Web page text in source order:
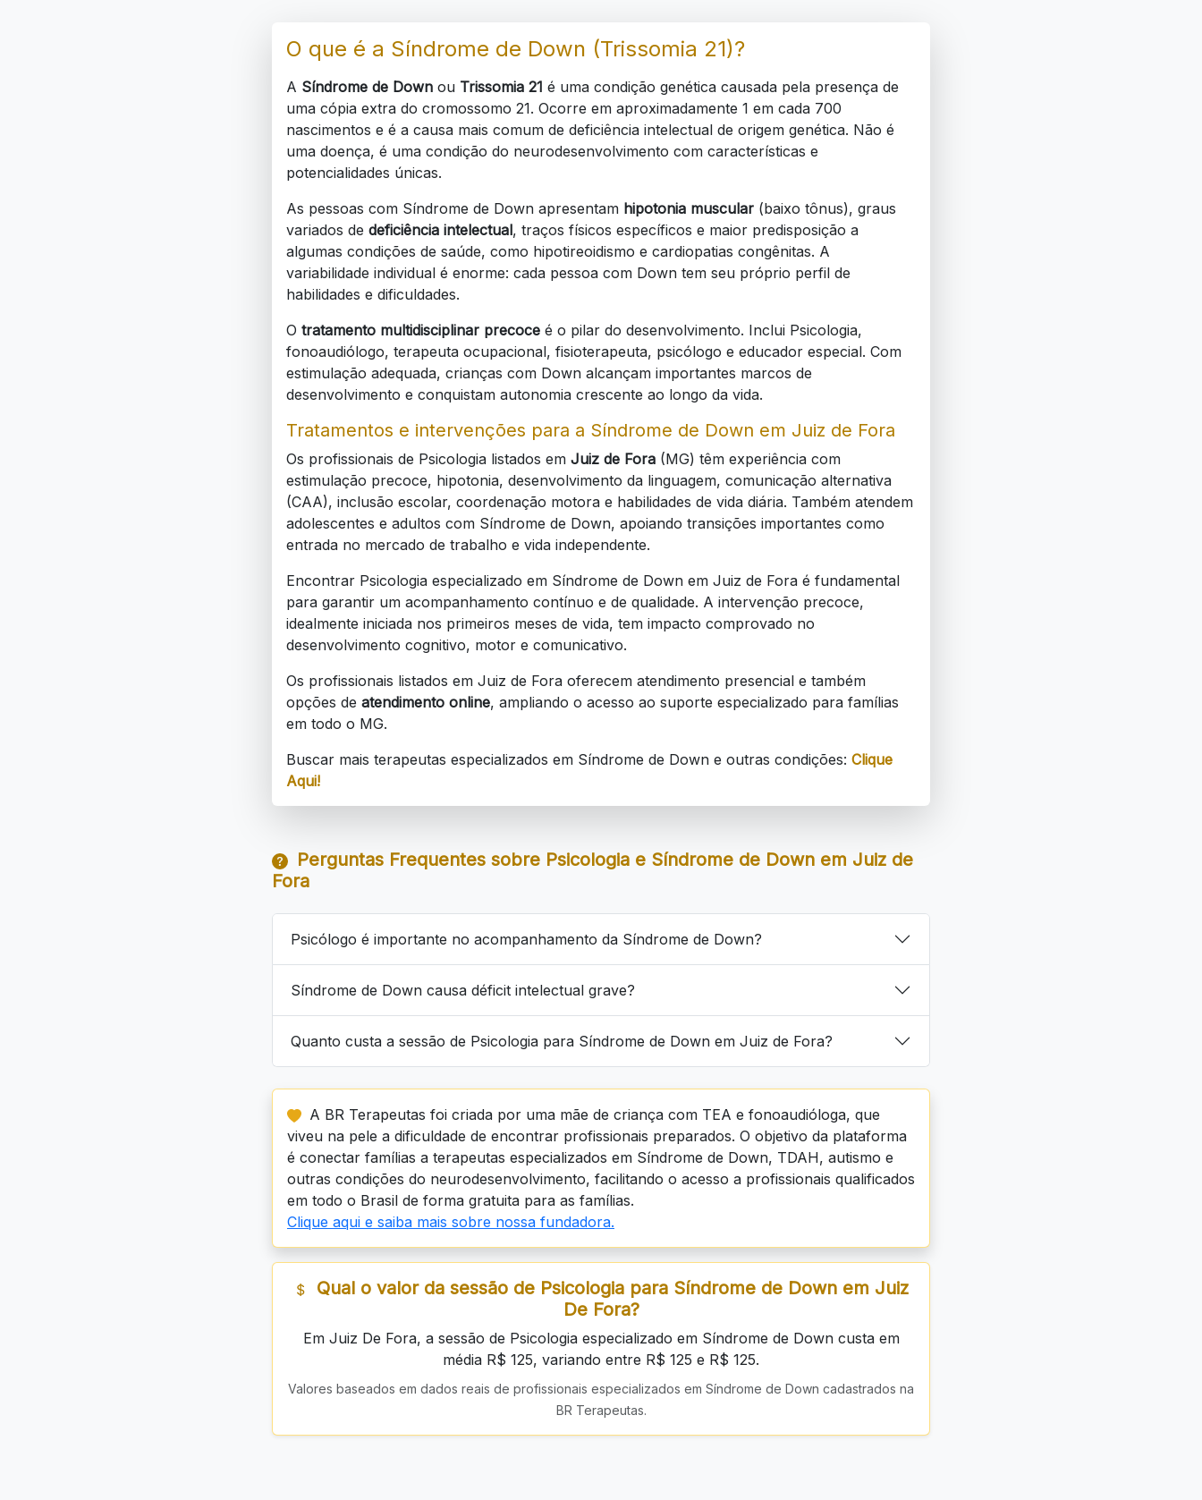
O que é a Síndrome de Down (Trissomia 21)?
A Síndrome de Down ou Trissomia 21 é uma condição genética causada pela presença de
uma cópia extra do cromossomo 21. Ocorre em aproximadamente 1 em cada 700
nascimentos e é a causa mais comum de deficiência intelectual de origem genética. Não é
uma doença, é uma condição do neurodesenvolvimento com características e
potencialidades únicas.
As pessoas com Síndrome de Down apresentam hipotonia muscular (baixo tônus), graus
variados de deficiência intelectual, traços físicos específicos e maior predisposição a
algumas condições de saúde, como hipotireoidismo e cardiopatias congênitas. A
variabilidade individual é enorme: cada pessoa com Down tem seu próprio perfil de
habilidades e dificuldades.
O tratamento multidisciplinar precoce é o pilar do desenvolvimento. Inclui Psicologia,
fonoaudiólogo, terapeuta ocupacional, fisioterapeuta, psicólogo e educador especial. Com
estimulação adequada, crianças com Down alcançam importantes marcos de
desenvolvimento e conquistam autonomia crescente ao longo da vida.
Tratamentos e intervenções para a Síndrome de Down em Juiz de Fora
Os profissionais de Psicologia listados em Juiz de Fora (MG) têm experiência com
estimulação precoce, hipotonia, desenvolvimento da linguagem, comunicação alternativa
(CAA), inclusão escolar, coordenação motora e habilidades de vida diária. Também atendem
adolescentes e adultos com Síndrome de Down, apoiando transições importantes como
entrada no mercado de trabalho e vida independente.
Encontrar Psicologia especializado em Síndrome de Down em Juiz de Fora é fundamental
para garantir um acompanhamento contínuo e de qualidade. A intervenção precoce,
idealmente iniciada nos primeiros meses de vida, tem impacto comprovado no
desenvolvimento cognitivo, motor e comunicativo.
Os profissionais listados em Juiz de Fora oferecem atendimento presencial e também
opções de atendimento online, ampliando o acesso ao suporte especializado para famílias
em todo o MG.
Buscar mais terapeutas especializados em Síndrome de Down e outras condições: Clique
Aqui!
Perguntas Frequentes sobre Psicologia e Síndrome de Down em Juiz de
Fora
Psicólogo é importante no acompanhamento da Síndrome de Down?
Síndrome de Down causa déficit intelectual grave?
Quanto custa a sessão de Psicologia para Síndrome de Down em Juiz de Fora?
A BR Terapeutas foi criada por uma mãe de criança com TEA e fonoaudióloga, que
viveu na pele a dificuldade de encontrar profissionais preparados. O objetivo da plataforma
é conectar famílias a terapeutas especializados em Síndrome de Down, TDAH, autismo e
outras condições do neurodesenvolvimento, facilitando o acesso a profissionais qualificados
em todo o Brasil de forma gratuita para as famílias.
Clique aqui e saiba mais sobre nossa fundadora.
Qual o valor da sessão de Psicologia para Síndrome de Down em Juiz
De Fora?
Em Juiz De Fora, a sessão de Psicologia especializado em Síndrome de Down custa em
média R$ 125, variando entre R$ 125 e R$ 125.
Valores baseados em dados reais de profissionais especializados em Síndrome de Down cadastrados na
BR Terapeutas.